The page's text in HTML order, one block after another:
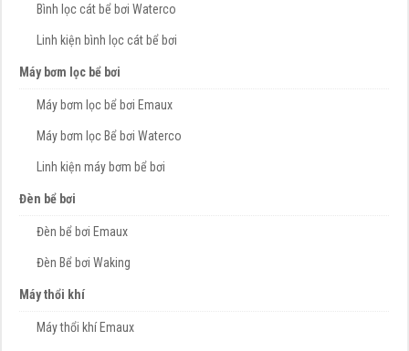
Bình lọc cát bể bơi Waterco
Linh kiện bình lọc cát bể bơi
Máy bơm lọc bể bơi
Máy bơm lọc bể bơi Emaux
Máy bơm lọc Bể bơi Waterco
Linh kiện máy bơm bể bơi
Đèn bể bơi
Đèn bể bơi Emaux
Đèn Bể bơi Waking
Máy thổi khí
Máy thổi khí Emaux